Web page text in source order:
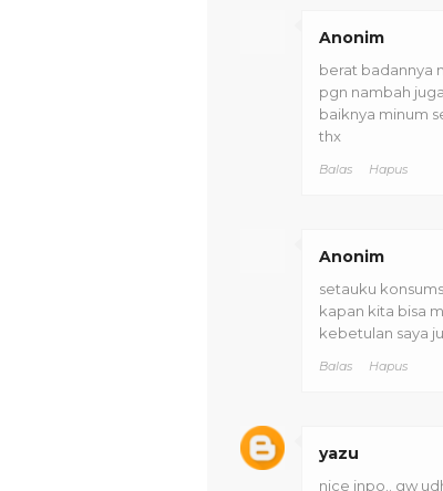
Anonim
berat badannya
pgn nambah juga.
baiknya minum
thx
Balas Hapus
Anonim
setauku
kapan kita bisa
kebetulan saya
Balas Hapus
yazu
nice inpo.. gw